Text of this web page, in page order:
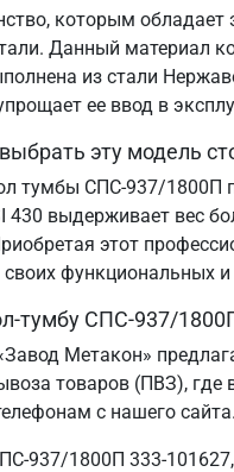
которым
Данный материал
из стали
ее ввод в
эту модель
тумбы СПС-937/1800П
430 выдерживает вес
этот
функциональных и
тумбу СПС-937/
Метакон»
товаров (ПВЗ), где
с нашего сайта.
937/1800П 333-